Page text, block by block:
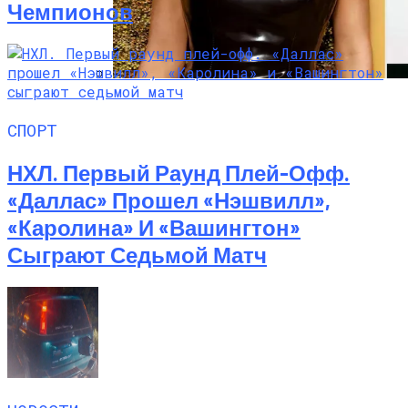
Почувствуйте Себя Звездой: Кайли
Чемпионов
СПОРТ
НХЛ. Первый Раунд Плей-Офф.
«Даллас» Прошел «Нэшвилл»,
«Каролина» И «Вашингтон»
Сыграют Седьмой Матч